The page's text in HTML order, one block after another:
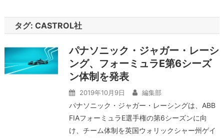
タグ: CASTROL社
パナソニック・ジャガー・レーシ
ング、フォーミュラE第6シーズ
ン体制を発表
2019年10月9日 編集部
パナソニック・ジャガー・レーシングは、ABB
FIAフォーミュラE選手権の第6シーズンに向
け、チーム体制を英国ウォリックシャー州ゲイ